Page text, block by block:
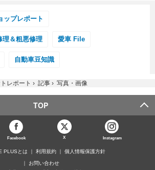
ップレポート
理＆粗悪修理 愛車 File
自動車豆知識
レポート › 記事 › 写真・画像
TOP
Facebook X Instagram
PLUSとは 利用規約 個人情報保護方針
お問い合わせ